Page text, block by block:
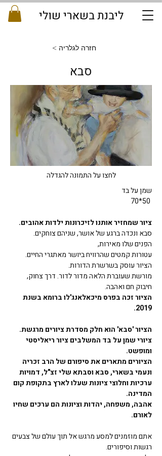
ליבנת בשארי שולי
< חזרה לגלריה
סבא
לחצו על התמונה להגדלה
שמן על בד
70*50
ציור שמחזיר אותנו לזיכרונות ילדות אהובים.
סבא ונכדה ברגע של אושר, שניהם צוחקים.
הפנים שלו מאירות,
עטורות קמטים שהרוויח ביושר מאתגרי החיים.
הציור עוסק בשרשרת הדורות.
מורשת שעוברת הלאה מדור לדור. דרך צחוק,
חיבוק חם ואהבה.
הציור זכה בפרס מיכאלאנג'לו ברומא בשנת
2019.
הציור 'סבא' הוא חלק מסדרת ציורים מרגשת.
ציורי שמן על בד המשלבים ציור ריאליסטי
ומופשט.
הציורים מתארים את סיפורם של הרב זכריה
ונעמי בשארי, סבא וסבתא שלי זצ"ל, דמויות
ערכיות וחלוצי ציונות שעלו לארץ בתקופת קום
המדינה.
אהבה, משפחה, יהדות וציונות הם ערכים שחיו
לאורם.
אתם מוזמנים למסע מרגש אל תוך עולם של צבעים
רגשות וסיפורים.